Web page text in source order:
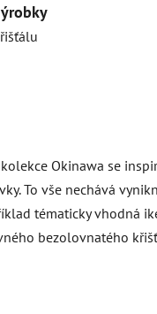
Okinawa se
To vše nechává
tématicky vhodná
bezolovnatého